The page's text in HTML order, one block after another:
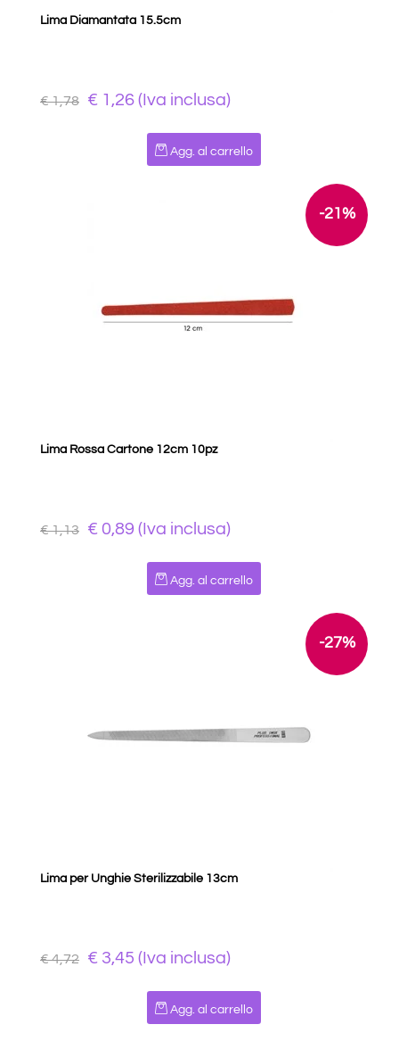
Lima Diamantata 15.5cm
€ 1,78 € 1,26 (Iva inclusa)
Quantità
Agg. al carrello
-21%
Lima Rossa Cartone 12cm 10pz
€ 1,13 € 0,89 (Iva inclusa)
Quantità
Agg. al carrello
-27%
Lima per Unghie Sterilizzabile 13cm
€ 4,72 € 3,45 (Iva inclusa)
Quantità
Agg. al carrello